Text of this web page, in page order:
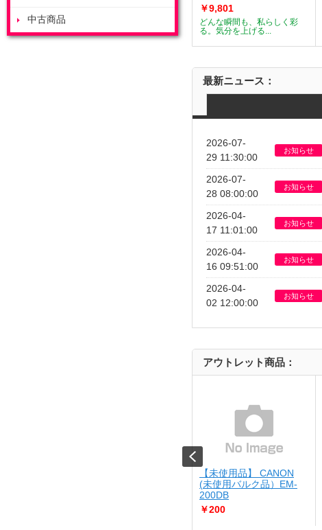
中古商品
ートメーカー
て調理すること...
￥9,801
どんな瞬間も、私らしく彩
る。気分を上げる...
最新ニュース：
2026-07-
29 11:30:00
お知らせ
2026-07-
28 08:00:00
お知らせ
2026-04-
17 11:01:00
お知らせ
2026-04-
16 09:51:00
お知らせ
2026-04-
02 12:00:00
お知らせ
アウトレット商品：
[USED]u058485 Xperia10 V SO-
【未使用品】 CANON
(未使用バルク品）EM-
200DB
￥200